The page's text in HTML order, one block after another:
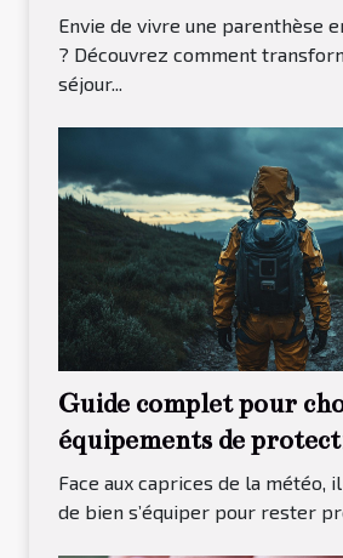
étoiles à Paris 13
Envie de vivre une parenthèse
? Découvrez comment
séjour...
Guide complet pour
équipements de
les intempéries
Face aux caprices de la météo,
de bien s’équiper pour rester